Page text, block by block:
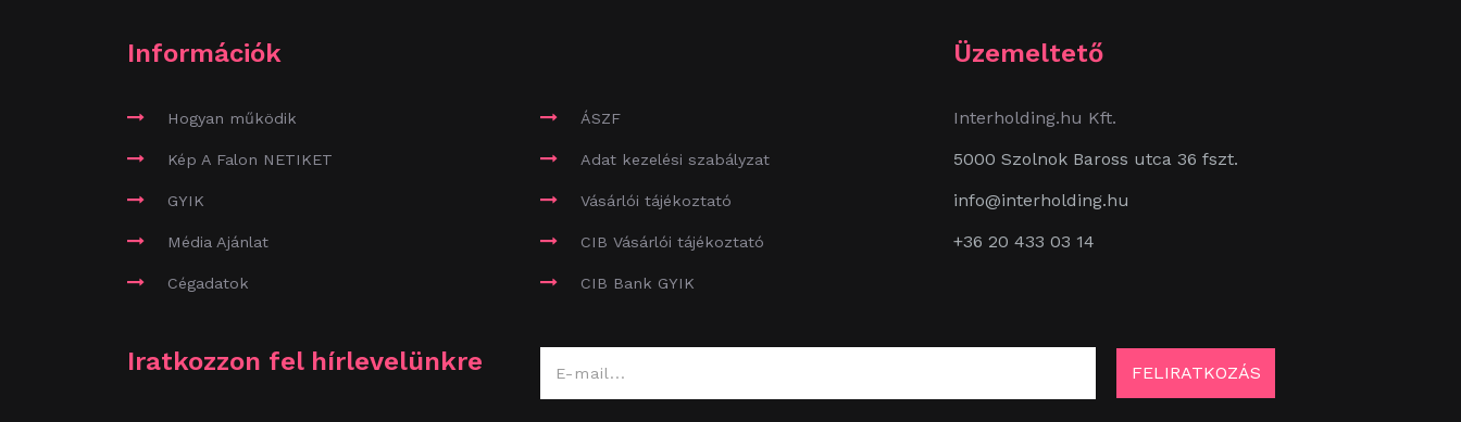
Információk
Hogyan működik
Kép A Falon NETIKET
GYIK
Média Ajánlat
Cégadatok
ÁSZF
Adat kezelési szabályzat
Vásárlói tájékoztató
CIB Vásárlói tájékoztató
CIB Bank GYIK
Üzemeltető
Interholding.hu Kft.
5000 Szolnok Baross utca 36 fszt.
info@interholding.hu
+36 20 433 03 14
Iratkozzon fel hírlevelünkre